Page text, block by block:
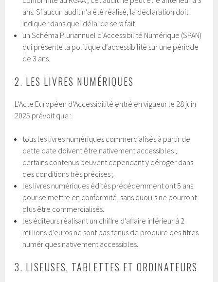
ans. Si aucun audit n’a été réalisé, la déclaration doit
indiquer dans quel délai ce sera fait.
un Schéma Pluriannuel d’Accessibilité Numérique (SPAN)
qui présente la politique d’accessibilité sur une période
de 3 ans.
2. LES LIVRES NUMÉRIQUES
L’Acte Européen d’Accessibilité entré en vigueur le 28 juin
2025 prévoit que :
tous les livres numériques commercialisés à partir de
cette date doivent être nativement accessibles ;
certains contenus peuvent cependant y déroger dans
des conditions très précises ;
les livres numériques édités précédemment ont 5 ans
pour se mettre en conformité, sans quoi ils ne pourront
plus être commercialisés.
les éditeurs réalisant un chiffre d’affaire inférieur à 2
millions d’euros ne sont pas tenus de produire des titres
numériques nativement accessibles.
3. LISEUSES, TABLETTES ET ORDINATEURS